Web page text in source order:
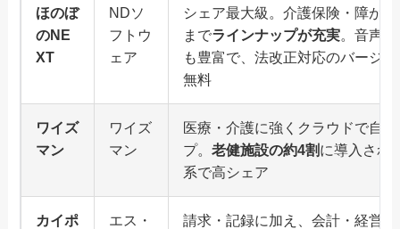
ほのぼ
のNE
XT
NDソ
フトウ
ェア
シェア最大級。介護保険・障が
までラインナップが充実。音声
も豊富で、法改正対応のバージ
無料
ワイズ
マン
ワイズ
マン
医療・介護に強くクラウドで自
プ。老健施設の約4割に導入され
系で高シェア
カイポ
エス・
請求・記録に加え、会計・経営